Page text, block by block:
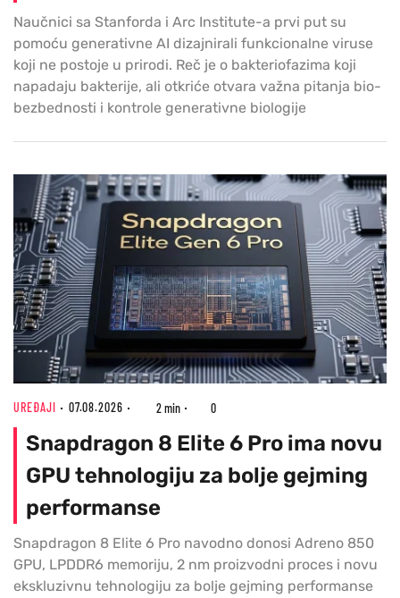
Naučnici sa Stanforda i Arc Institute-a prvi put su
pomoću generativne AI dizajnirali funkcionalne viruse
koji ne postoje u prirodi. Reč je o bakteriofazima koji
napadaju bakterije, ali otkriće otvara važna pitanja bio-
bezbednosti i kontrole generativne biologije
UREĐAJI 07.08.2026 2 min 0
Snapdragon 8 Elite 6 Pro ima novu
GPU tehnologiju za bolje gejming
performanse
Snapdragon 8 Elite 6 Pro navodno donosi Adreno 850
GPU, LPDDR6 memoriju, 2 nm proizvodni proces i novu
ekskluzivnu tehnologiju za bolje gejming performanse